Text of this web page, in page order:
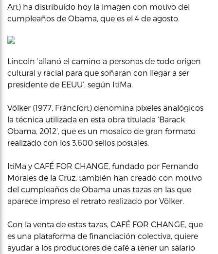
Art) ha distribuido hoy la imagen con motivo del
cumpleaños de Obama, que es el 4 de agosto.
Lincoln ‘allanó el camino a personas de todo origen
cultural y racial para que soñaran con llegar a ser
presidente de EEUU’, según ItiMa.
Völker (1977, Fráncfort) denomina píxeles analógicos
la técnica utilizada en esta obra titulada ‘Barack
Obama, 2012’, que es un mosaico de gran formato
realizado con los 3,600 sellos postales.
ItiMa y CAFÉ FOR CHANGE, fundado por Fernando
Morales de la Cruz, también han creado con motivo
del cumpleaños de Obama unas tazas en las que
aparece impreso el retrato realizado por Völker.
Con la venta de estas tazas, CAFÉ FOR CHANGE, que
es una plataforma de financiación colectiva, quiere
ayudar a los productores de café a tener un salario